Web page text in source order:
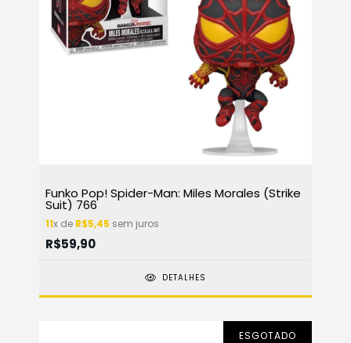
Funko Pop! Spider-Man: Miles Morales (Strike
Suit) 766
11x de R$5,45 sem juros
R$59,90
DETALHES
ESGOTADO